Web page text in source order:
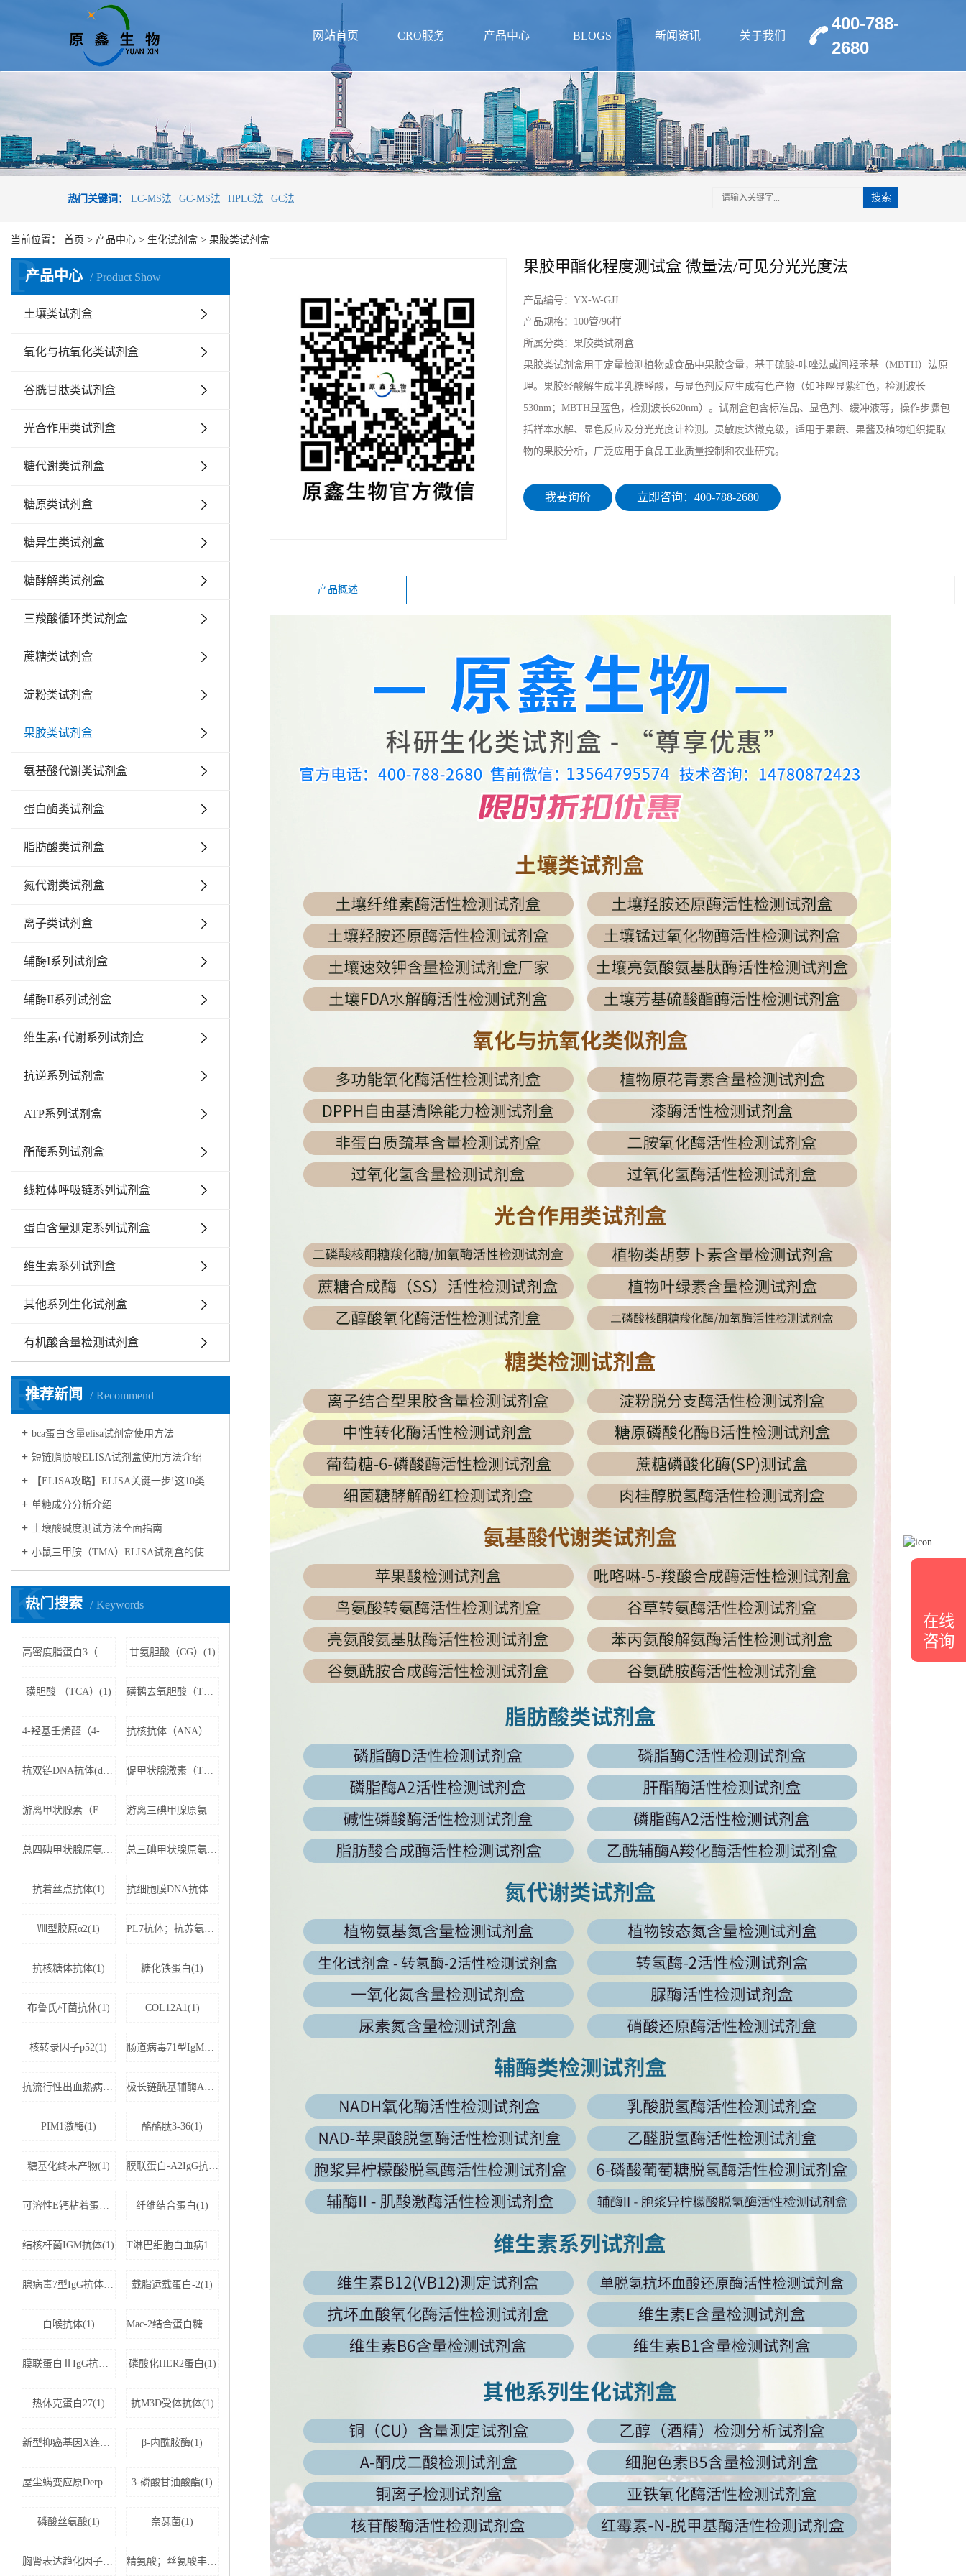
网站首页 CRO服务 产品中心 BLOGS 新闻资讯 关于我们
400-788-
2680
热门关键词： LC-MS法 GC-MS法 HPLC法 GC法 搜索
当前位置： 首页 > 产品中心 > 生化试剂盒 > 果胶类试剂盒
产品中心 Product Show
P
土壤类试剂盒
氧化与抗氧化类试剂盒
谷胱甘肽类试剂盒
光合作用类试剂盒
糖代谢类试剂盒
糖原类试剂盒
糖异生类试剂盒
糖酵解类试剂盒
三羧酸循环类试剂盒
蔗糖类试剂盒
淀粉类试剂盒
果胶类试剂盒
氨基酸代谢类试剂盒
蛋白酶类试剂盒
脂肪酸类试剂盒
氮代谢类试剂盒
离子类试剂盒
辅酶I系列试剂盒
辅酶II系列试剂盒
维生素c代谢系列试剂盒
抗逆系列试剂盒
ATP系列试剂盒
酯酶系列试剂盒
线粒体呼吸链系列试剂盒
蛋白含量测定系列试剂盒
维生素系列试剂盒
其他系列生化试剂盒
有机酸含量检测试剂盒
推荐新闻 Recommend
R
bca蛋白含量elisa试剂盒使用方法
短链脂肪酸ELISA试剂盒使用方法介绍
【ELISA攻略】ELISA关键一步!这10类样品要如何处理?
​单糖成分分析介绍
​土壤酸碱度测试方法全面指南
小鼠三甲胺（TMA）ELISA试剂盒的使用方法
热门搜索 Keywords
K
高密度脂蛋白3（HDL3）(1) 甘氨胆酸（CG）(1)
磺胆酸 （TCA）(1) 磺鹅去氧胆酸（TCDCA）(1)
4-羟基壬烯醛（4-HNE）(1) 抗核抗体（ANA）(1)
抗双链DNA抗体(dsDNA)(1) 促甲状腺激素（TSH）(1)
游离甲状腺素（FT4）(1) 游离三碘甲腺原氨酸（FT3）(1)
总四碘甲状腺原氨酸（TT4）(1) 总三碘甲状腺原氨酸（TT3)(1)
抗着丝点抗体(1) 抗细胞膜DNA抗体(1)
Ⅷ型胶原α2(1) PL7抗体；抗苏氨酰tRNA合成酶(1)
抗核糖体抗体(1) 糖化铁蛋白(1)
布鲁氏杆菌抗体(1) COL12A1(1)
核转录因子p52(1) 肠道病毒71型IgM抗体(1)
抗流行性出血热病毒IgM抗体(1) 极长链酰基辅酶A脱氢酶(1)
PIM1激酶(1) 酪酪肽3-36(1)
糖基化终末产物(1) 膜联蛋白-A2IgG抗体(1)
可溶性E钙粘着蛋白;可溶性上皮性钙黏附蛋白(1) 纤维结合蛋白(1)
结核杆菌IGM抗体(1) T淋巴细胞白血病1+2型病毒(1)
腺病毒7型IgG抗体(1) 载脂运载蛋白-2(1)
白喉抗体(1) Mac-2结合蛋白糖基化异构体(1)
膜联蛋白ⅡIgG抗体(1) 磷酸化HER2蛋白(1)
热休克蛋白27(1) 抗M3D受体抗体(1)
新型抑癌基因X连锁凋亡抑制蛋白相关因子-1(1) β-内酰胺酶(1)
屋尘螨变应原Derp1 IgE抗体(1) 3-磷酸甘油酸酯(1)
磷酸丝氨酸(1) 奈瑟菌(1)
胸肾表达趋化因子(1) 精氨酸；丝氨酸丰富剪接因子1(1)
果胶甲酯化程度测试盒 微量法/可见分光光度法
产品编号： YX-W-GJJ
产品规格： 100管/96样
所属分类： 果胶类试剂盒
果胶类试剂盒用于定量检测植物或食品中‌果胶‌含量，基于‌硫酸-咔唑法‌或‌间羟苯基（MBTH）法‌原
理。果胶经酸解生成半乳糖醛酸，与显色剂反应生成有色产物（如咔唑显紫红色，检测波长
530nm；MBTH显蓝色，检测波长620nm）。试剂盒包含标准品、显色剂、缓冲液等，操作步骤包
括样本水解、显色反应及分光光度计检测。灵敏度达微克级，适用于果蔬、果酱及植物组织提取
物的果胶分析，广泛应用于食品工业质量控制和农业研究。
我要询价 立即咨询：400-788-2680
产品概述
在线
咨询